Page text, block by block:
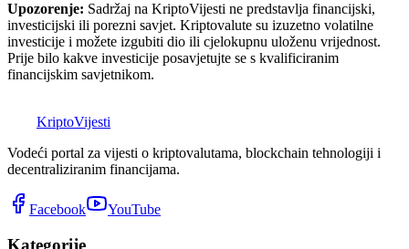
Upozorenje: Sadržaj na KriptoVijesti ne predstavlja financijski,
investicijski ili porezni savjet. Kriptovalute su izuzetno volatilne
investicije i možete izgubiti dio ili cjelokupnu uloženu vrijednost.
Prije bilo kakve investicije posavjetujte se s kvalificiranim
financijskim savjetnikom.
KriptoVijesti
Vodeći portal za vijesti o kriptovalutama, blockchain tehnologiji i
decentraliziranim financijama.
Facebook YouTube
Kategorije